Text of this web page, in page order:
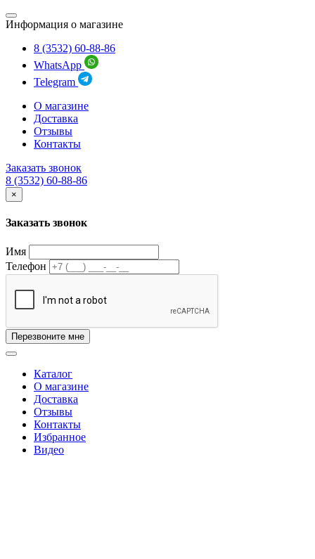
Информация о магазине
8 (3532) 60-88-86
WhatsApp
Telegram
О магазине
Доставка
Отзывы
Контакты
Заказать звонок
8 (3532) 60-88-86
×
Заказать звонок
Имя
Телефон
Перезвоните мне
Каталог
О магазине
Доставка
Отзывы
Контакты
Избранное
Видео